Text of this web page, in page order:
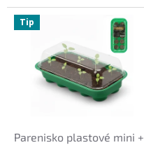
s 27 bunkami, je perfektným
riešením pre záhradkárov, ktorí
si...
Tip
Parenisko plastové mini +